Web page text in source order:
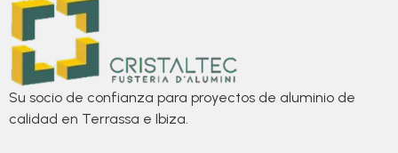
Su socio de confianza para proyectos de aluminio de
calidad en Terrassa e Ibiza.